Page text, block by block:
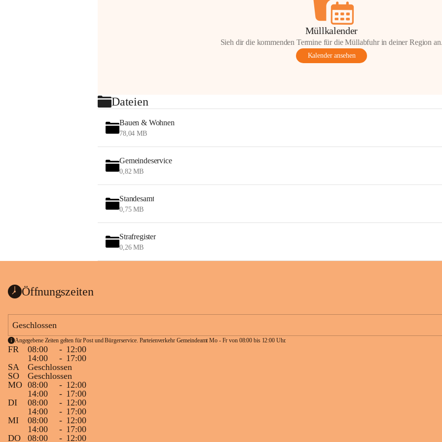
Müllkalender
Sieh dir die kommenden Termine für die Müllabfuhr in deiner Region
Kalender ansehen
Dateien
Bauen & Wohnen
78,04 MB
Gemeindeservice
0,82 MB
Standesamt
0,75 MB
Strafregister
0,26 MB
Öffnungszeiten
Geschlossen
Angegebene Zeiten gelten für Post und Bürgerservice. Parteienverkehr Gemeindeamt Mo - Fr von 08:00 bis 12:00 Uhr.
FR 08:00 - 12:00
14:00
- 17:00
SA
Geschlossen
SO
Geschlossen
MO 08:00 - 12:00
14:00
- 17:00
DI
08:00 - 12:00
14:00
- 17:00
MI
08:00 - 12:00
14:00
- 17:00
DO
08:00 - 12:00